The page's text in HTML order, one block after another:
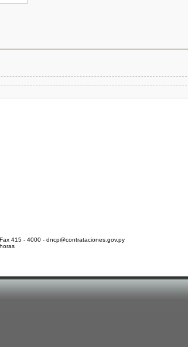
415 - 4000 - dncp@contrataciones.gov.py